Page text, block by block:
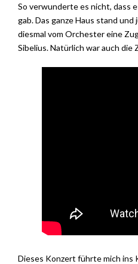
So verwunderte es nicht, dass
gab. Das ganze Haus stand und
diesmal vom Orchester eine
Sibelius. Natürlich war auch die
Dieses Konzert führte mich ins